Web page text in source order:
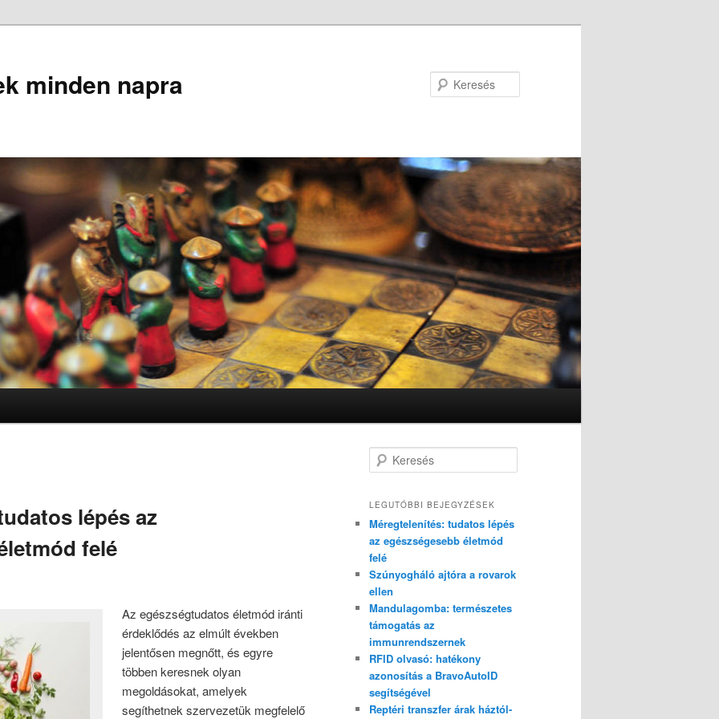
minden napra
lépés az
felé
Az egészségtudatos életmód iránti
érdeklődés az elmúlt években
jelentősen megnőtt, és egyre
többen keresnek olyan
megoldásokat, amelyek
segíthetnek szervezetük megfelelő
e
e
é
s
LEGUTÓBBI BEJEGYZÉSEK
Méregtelenítés: tudatos lépés
az egészségesebb életmód
felé
Szúnyogháló ajtóra a rovarok
ellen
Mandulagomba: természetes
támogatás az
immunrendszernek
RFID olvasó: hatékony
azonosítás a BravoAutoID
segítségével
Reptéri transzfer árak háztól-